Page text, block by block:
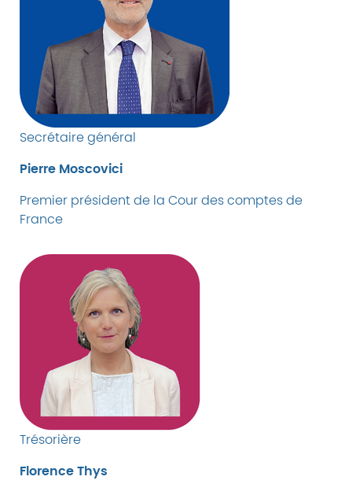
Secrétaire général
Pierre Moscovici
Premier président de la Cour des comptes de
France
Trésorière
Florence Thys